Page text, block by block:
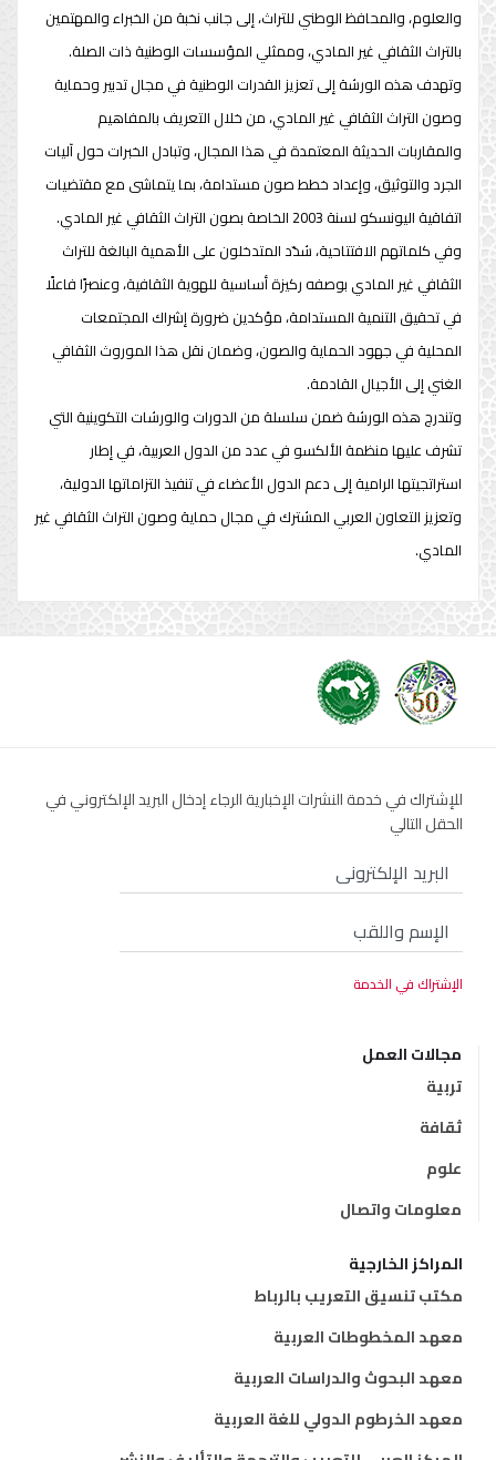
والعلوم، والمحافظ الوطني للتراث، إلى جانب نخبة من الخبراء والمهتمين
بالتراث الثقافي غير المادي، وممثلي المؤسسات الوطنية ذات الصلة.
وتهدف هذه الورشة إلى تعزيز القدرات الوطنية في مجال تدبير وحماية
وصون التراث الثقافي غير المادي، من خلال التعريف بالمفاهيم
والمقاربات الحديثة المعتمدة في هذا المجال، وتبادل الخبرات حول آليات
الجرد والتوثيق، وإعداد خطط صون مستدامة، بما يتماشى مع مقتضيات
اتفاقية اليونسكو لسنة 2003 الخاصة بصون التراث الثقافي غير المادي.
وفي كلماتهم الافتتاحية، شدّد المتدخلون على الأهمية البالغة للتراث
الثقافي غير المادي بوصفه ركيزة أساسية للهوية الثقافية، وعنصرًا فاعلًا
في تحقيق التنمية المستدامة، مؤكدين ضرورة إشراك المجتمعات
المحلية في جهود الحماية والصون، وضمان نقل هذا الموروث الثقافي
الغني إلى الأجيال القادمة.
وتندرج هذه الورشة ضمن سلسلة من الدورات والورشات التكوينية التي
تشرف عليها منظمة الألكسو في عدد من الدول العربية، في إطار
استراتجيتها الرامية إلى دعم الدول الأعضاء في تنفيذ التزاماتها الدولية،
وتعزيز التعاون العربي المشترك في مجال حماية وصون التراث الثقافي غير
المادي.
للإشتراك في خدمة النشرات الإخبارية الرجاء إدخال البريد الإلكتروني في
الحقل التالي
مجالات العمل
تربية
ثقافة
علوم
معلومات واتصال
المراكز الخارجية
مكتب تنسيق التعريب بالرباط
معهد المخطوطات العربية
معهد البحوث والدراسات العربية
معهد الخرطوم الدولي للغة العربية